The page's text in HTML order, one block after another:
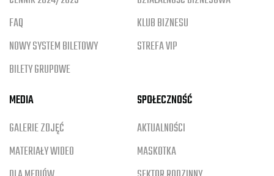
FAQ
NOWY SYSTEM BILETOWY
BILETY GRUPOWE
KLUB BIZNESU
STREFA VIP
MEDIA
GALERIE ZDJĘĆ
MATERIAŁY WIDEO
SPOŁECZNOŚĆ
AKTUALNOŚCI
MASKOTKA